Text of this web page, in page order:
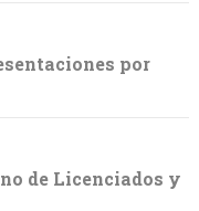
por
de Licenciados y